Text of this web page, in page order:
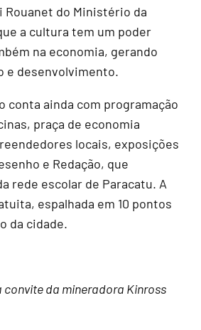
Rouanet do Ministério da
a cultura tem um poder
na economia, gerando
e desenvolvimento.
conta ainda com programação
praça de economia
locais, exposições
e Redação, que
rede escolar de Paracatu. A
espalhada em 10 pontos
da cidade.
convite da mineradora Kinross